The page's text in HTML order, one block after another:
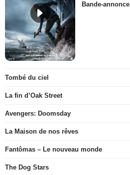
Bande-annonce
Tombé du ciel
La fin d’Oak Street
Avengers: Doomsday
La Maison de nos rêves
Fantômas – Le nouveau monde
The Dog Stars